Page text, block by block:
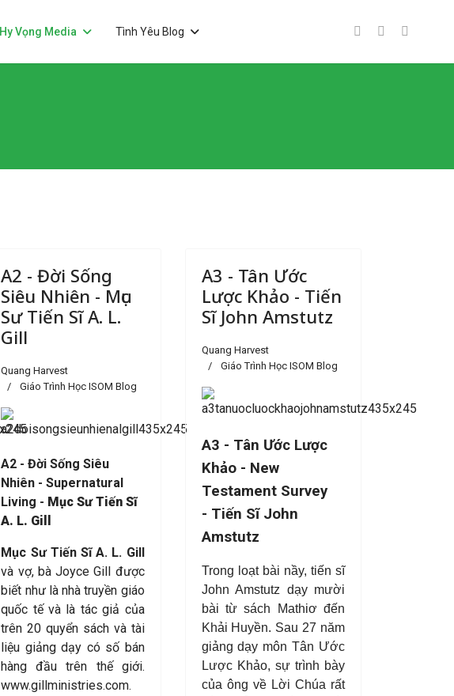
Hy Vọng Media Tình Yêu Blog
A2 - Đời Sống
Siêu Nhiên - Mục
Sư Tiến Sĩ A. L.
Gill
Quang Harvest
Giáo Trình Học ISOM Blog
A2 - Đời Sống Siêu
Nhiên - Supernatural
Living - Mục Sư Tiến Sĩ
A. L. Gill
Mục Sư Tiến Sĩ A. L. Gill
và vợ, bà Joyce Gill được
biết như là nhà truyền giáo
quốc tế và là tác giả của
trên 20 quyển sách và tài
liệu giảng dạy có số bán
hàng đầu trên thế giới.
www.gillministries.com.
A3 - Tân Ước
Lược Khảo - Tiến
Sĩ John Amstutz
Quang Harvest
Giáo Trình Học ISOM Blog
A3 - Tân Ước Lược
Khảo - New
Testament Survey
- Tiến Sĩ John
Amstutz
Trong loạt bài nầy, tiến sĩ
John Amstutz dạy mười
bài từ sách Mathiơ đến
Khải Huyền. Sau 27 năm
giảng dạy môn Tân Ước
Lược Khảo, sự trình bày
của ông về Lời Chúa rất